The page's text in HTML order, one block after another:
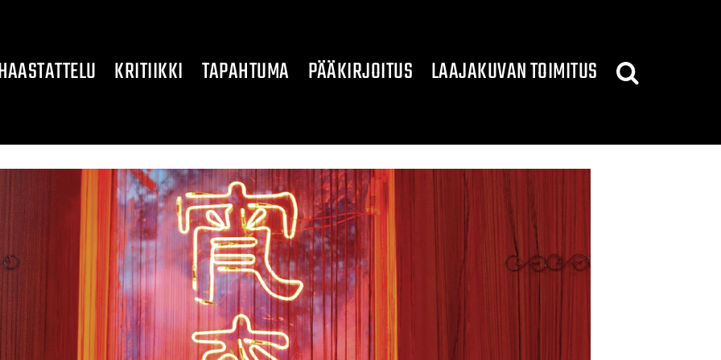
KRITIIKKI TAPAHTUMA PÄÄKIRJOITUS LAAJAKUVAN TOIMITUS